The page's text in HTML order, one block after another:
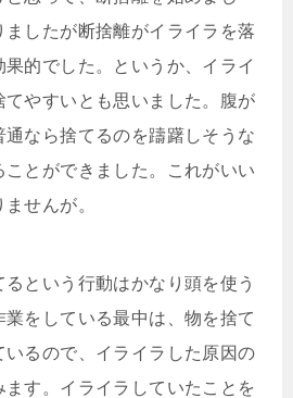
したが断捨離がイライラを落
的でした。というか、イライ
やすいとも思いました。腹が
なら捨てるのを躊躇しそうな
ことができました。これがいい
せんが。
という行動はかなり頭を使う
をしている最中は、物を捨て
いるので、イライラした原因の
ます。イライラしていたことを